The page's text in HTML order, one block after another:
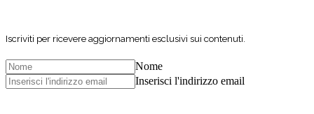
Iscriviti per ricevere aggiornamenti esclusivi sui contenuti.
Nome
Inserisci l'indirizzo email